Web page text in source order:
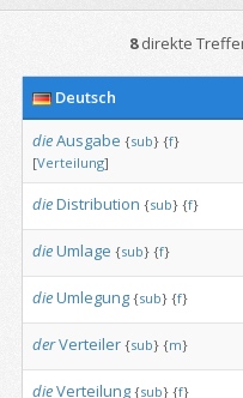
8direkte
Deutsch
dieAusgabe {sub} {f}
[Verteilung]
dieDistribution {sub} {f}
dieUmlage {sub} {f}
dieUmlegung {sub} {f}
derVerteiler {sub} {m}
dieVerteilung {sub} {f}